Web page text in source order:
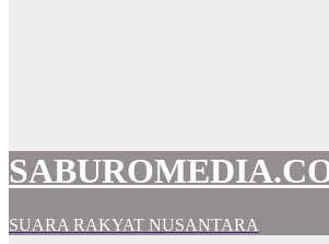
SUARA RAKYAT NUSANTARA